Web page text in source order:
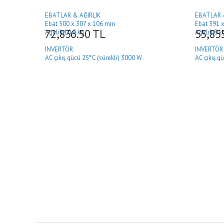
EBATLAR & AĞIRLIK
Ebat 500x 307 x 106 mm
Ağırlık 10.4kg
INVERTÖR
AC çıkış gücü 25°C (sürekli) 3000 W
72,836.50 TL
EBATLAR
Ebat 391
Ağırlık8
INVERTÖR
AC çıkış